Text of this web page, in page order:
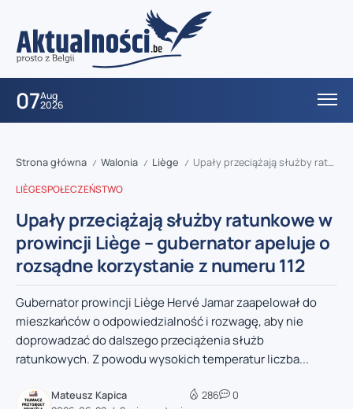
07Aug
2026
Strona główna / Walonia / Liège / Upały przeciążają służby ratunkowe w prowincji Liège – gubernator apeluje o rozsądne korzystanie z numeru 112
LIÈGESPOŁECZEŃSTWO
Upały przeciążają służby ratunkowe w
prowincji Liège – gubernator apeluje o
rozsądne korzystanie z numeru 112
Gubernator prowincji Liège Hervé Jamar zaapelował do
mieszkańców o odpowiedzialność i rozwagę, aby nie
doprowadzać do dalszego przeciążenia służb
ratunkowych. Z powodu wysokich temperatur liczba...
Mateusz Kapica
286 0